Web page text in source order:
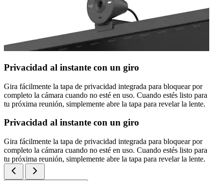
Privacidad al instante con un giro
Gira fácilmente la tapa de privacidad integrada para bloquear por
completo la cámara cuando no esté en uso. Cuando estés listo para
tu próxima reunión, simplemente abre la tapa para revelar la lente.
Privacidad al instante con un giro
Gira fácilmente la tapa de privacidad integrada para bloquear por
completo la cámara cuando no esté en uso. Cuando estés listo para
tu próxima reunión, simplemente abre la tapa para revelar la lente.